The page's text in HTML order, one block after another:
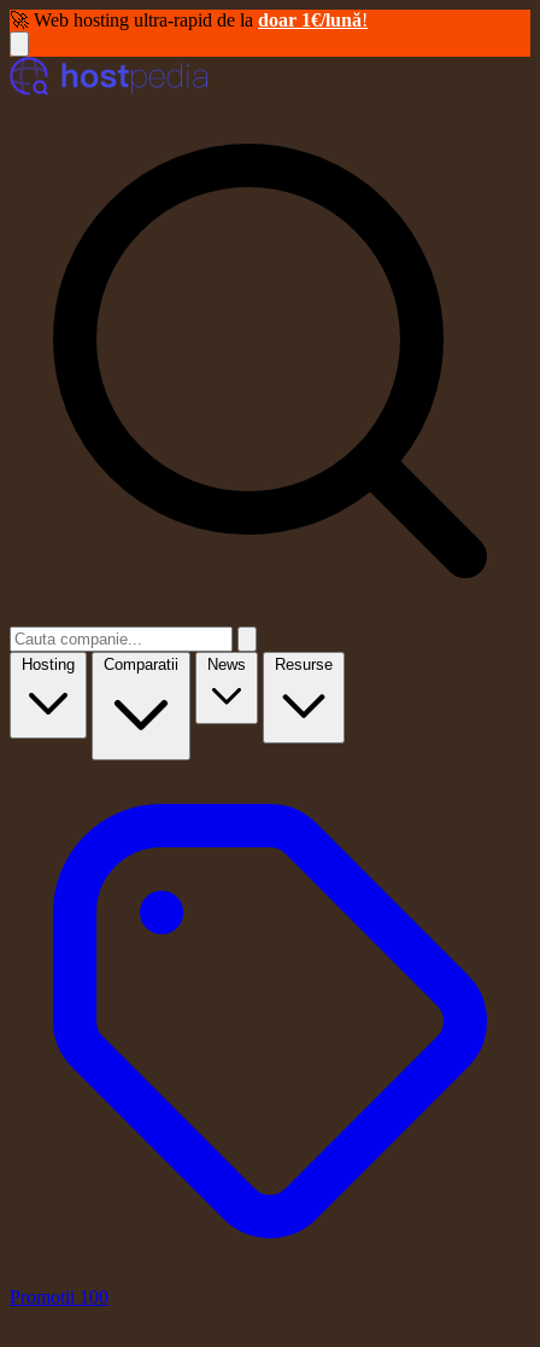
🚀 Web hosting ultra-rapid de la doar 1€/lună!
Hosting Comparatii News Resurse
Promotii 100